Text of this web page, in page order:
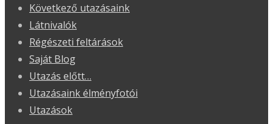
Következő utazásaink
Látnivalók
Régészeti feltárások
Saját Blog
Utazás előtt…
Utazásaink élményfotói
Utazások